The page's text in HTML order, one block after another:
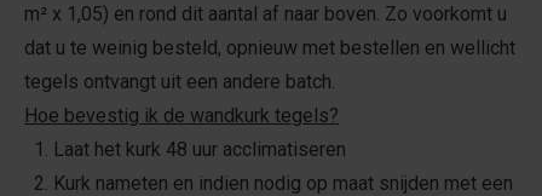
m² x 1,05) en rond dit aantal af naar boven. Zo voorkomt u
dat u te weinig besteld, opnieuw met bestellen en wellicht
tegels ontvangt uit een andere batch.
Hoe bevestig ik de wandkurk tegels?
1. Laat het kurk 48 uur acclimatiseren
2. Kurk nameten en indien nodig op maat snijden met een